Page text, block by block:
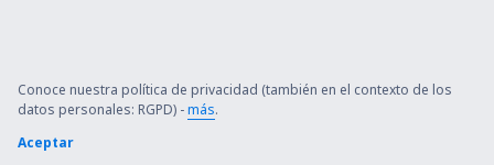
Conoce nuestra política de privacidad (también en el contexto de los
datos personales: RGPD) -más.
Aceptar